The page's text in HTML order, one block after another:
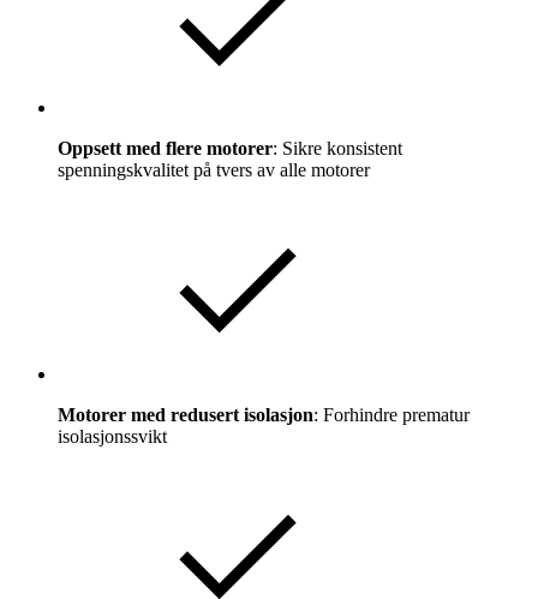
Oppsett med flere motorer: Sikre konsistent
spenningskvalitet på tvers av alle motorer
Motorer med redusert isolasjon: Forhindre prematur
isolasjonssvikt